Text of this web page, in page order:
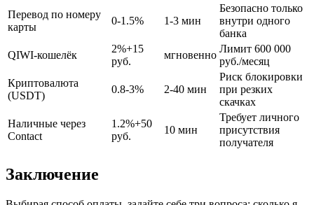
Перевод по номеру
карты
0-1.5% 1-3 мин
Безопасно только
внутри одного
банка
QIWI-кошелёк
2%+15
руб.
мгновенно
Лимит 600 000
руб./месяц
Криптовалюта
(USDT)
0.8-3% 2-40 мин
Риск блокировки
при резких
скачках
Наличные через
Contact
1.2%+50
руб.
10 мин
Требует личного
присутствия
получателя
Заключение